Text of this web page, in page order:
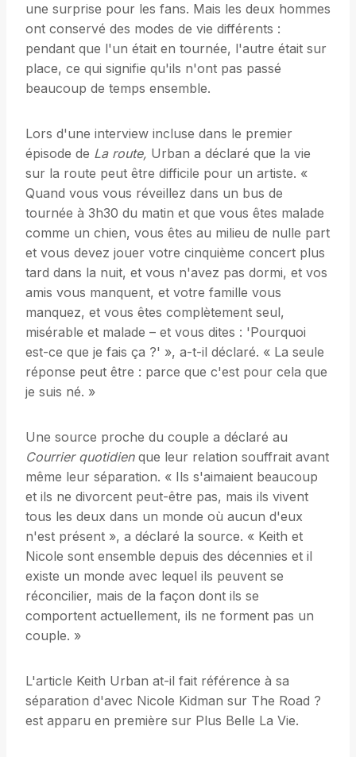
une surprise pour les fans. Mais les deux hommes
ont conservé des modes de vie différents :
pendant que l'un était en tournée, l'autre était sur
place, ce qui signifie qu'ils n'ont pas passé
beaucoup de temps ensemble.
Lors d'une interview incluse dans le premier
épisode de La route, Urban a déclaré que la vie
sur la route peut être difficile pour un artiste. «
Quand vous vous réveillez dans un bus de
tournée à 3h30 du matin et que vous êtes malade
comme un chien, vous êtes au milieu de nulle part
et vous devez jouer votre cinquième concert plus
tard dans la nuit, et vous n'avez pas dormi, et vos
amis vous manquent, et votre famille vous
manquez, et vous êtes complètement seul,
misérable et malade – et vous dites : 'Pourquoi
est-ce que je fais ça ?' », a-t-il déclaré. « La seule
réponse peut être : parce que c'est pour cela que
je suis né. »
Une source proche du couple a déclaré au
Courrier quotidienque leur relation souffrait avant
même leur séparation. « Ils s'aimaient beaucoup
et ils ne divorcent peut-être pas, mais ils vivent
tous les deux dans un monde où aucun d'eux
n'est présent », a déclaré la source. « Keith et
Nicole sont ensemble depuis des décennies et il
existe un monde avec lequel ils peuvent se
réconcilier, mais de la façon dont ils se
comportent actuellement, ils ne forment pas un
couple. »
L'article Keith Urban at-il fait référence à sa
séparation d'avec Nicole Kidman sur The Road ?
est apparu en première sur Plus Belle La Vie.